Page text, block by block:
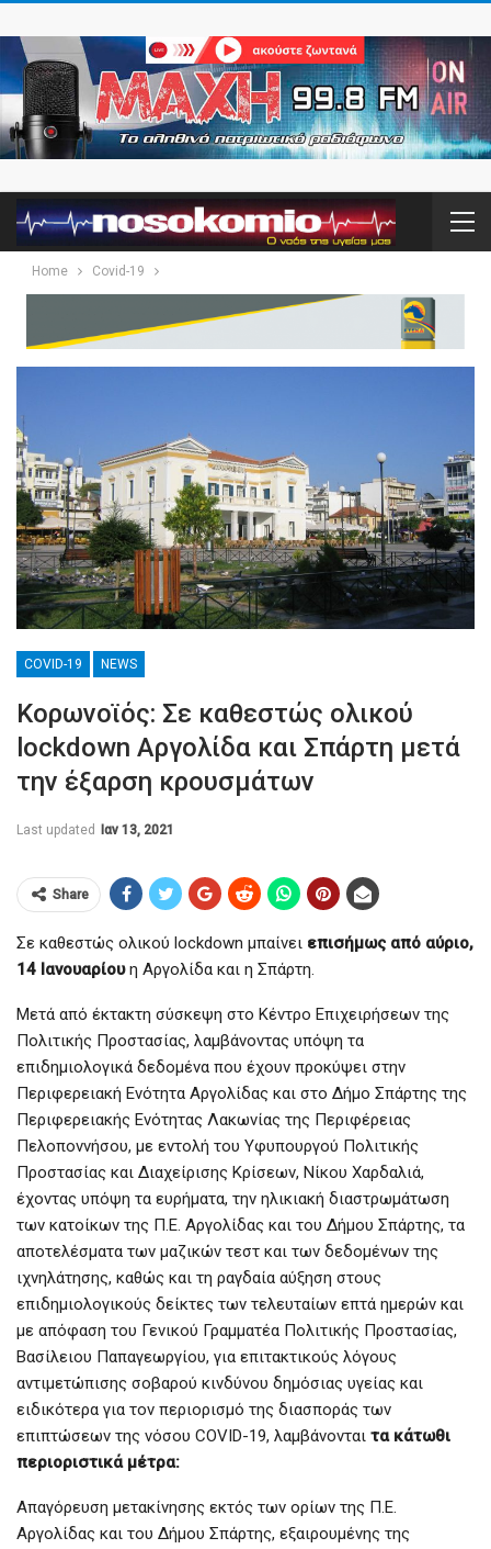
Home Covid-19
COVID-19 NEWS
Κορωνοϊός: Σε καθεστώς ολικού
lockdown Αργολίδα και Σπάρτη μετά
την έξαρση κρουσμάτων
Last updated Ιαν 13, 2021
Share
Σε καθεστώς ολικού lockdown μπαίνει επισήμως από αύριο,
14 Ιανουαρίουη Αργολίδα και η Σπάρτη.
Μετά από έκτακτη σύσκεψη στο Κέντρο Επιχειρήσεων της
Πολιτικής Προστασίας, λαμβάνοντας υπόψη τα
επιδημιολογικά δεδομένα που έχουν προκύψει στην
Περιφερειακή Ενότητα Αργολίδας και στο Δήμο Σπάρτης της
Περιφερειακής Ενότητας Λακωνίας της Περιφέρειας
Πελοποννήσου, με εντολή του Υφυπουργού Πολιτικής
Προστασίας και Διαχείρισης Κρίσεων, Νίκου Χαρδαλιά,
έχοντας υπόψη τα ευρήματα, την ηλικιακή διαστρωμάτωση
των κατοίκων της Π.Ε. Αργολίδας και του Δήμου Σπάρτης, τα
αποτελέσματα των μαζικών τεστ και των δεδομένων της
ιχνηλάτησης, καθώς και τη ραγδαία αύξηση στους
επιδημιολογικούς δείκτες των τελευταίων επτά ημερών και
με απόφαση του Γενικού Γραμματέα Πολιτικής Προστασίας,
Βασίλειου Παπαγεωργίου, για επιτακτικούς λόγους
αντιμετώπισης σοβαρού κινδύνου δημόσιας υγείας και
ειδικότερα για τον περιορισμό της διασποράς των
επιπτώσεων της νόσου COVID-19, λαμβάνονται τα κάτωθι
περιοριστικά μέτρα:
Απαγόρευση μετακίνησης εκτός των ορίων της Π.Ε.
Αργολίδας και του Δήμου Σπάρτης, εξαιρουμένης της